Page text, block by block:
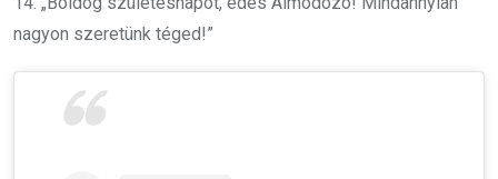
nagyon szeretünk téged!”